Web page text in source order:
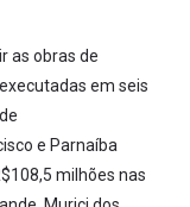
as obras de
em seis
e Parnaíba
milhões nas